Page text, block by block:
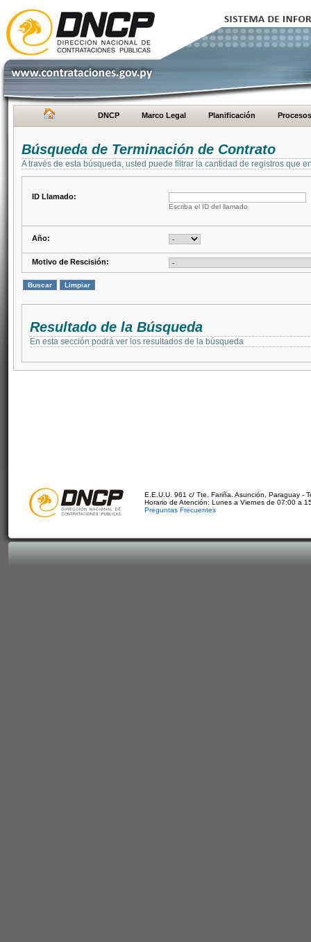
DNCP Marco Legal Planificación Procesos
Búsqueda de Terminación de Contrato
A través de esta búsqueda, usted puede filtrar la cantidad de registros que
ID Llamado:
Escriba el ID del llamado
Año:
Motivo de Rescisión:
Resultado de la Búsqueda
En esta sección podrá ver los resultados de la búsqueda
E.E.U.U. 961 c/ Tte. Fariña. Asunción, Paraguay -
Horario de Atención: Lunes a Viernes de 07:00 a
Preguntas Frecuentes